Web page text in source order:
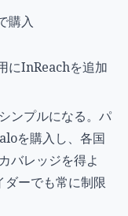
購入
にInReachを追加
ンプルになる。パ
を購入し、各国
バレッジを得よ
ダーでも常に制限